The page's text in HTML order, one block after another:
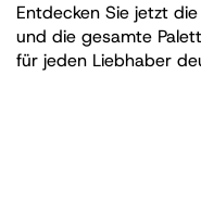
Entdecken Sie jetzt
und die gesamte
für jeden Liebhaber